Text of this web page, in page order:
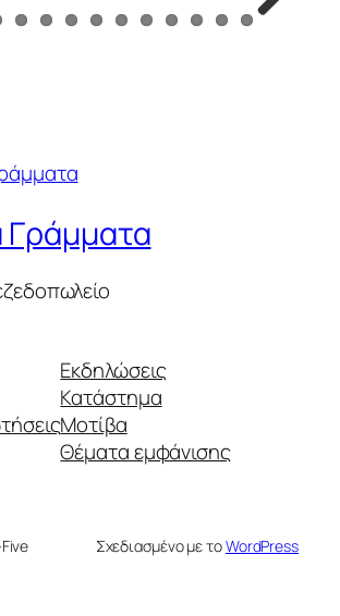
Εκδηλώσεις
Μοτίβα
Θέματα εμφάνισης